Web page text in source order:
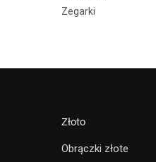
Zegarki
Złoto
Obrączki złote